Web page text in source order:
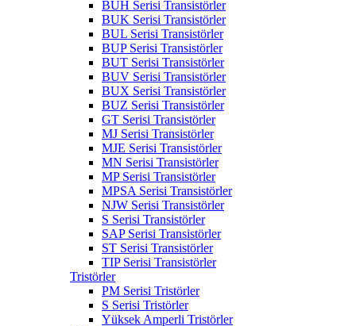
BUH Serisi Transistörler
BUK Serisi Transistörler
BUL Serisi Transistörler
BUP Serisi Transistörler
BUT Serisi Transistörler
BUV Serisi Transistörler
BUX Serisi Transistörler
BUZ Serisi Transistörler
GT Serisi Transistörler
MJ Serisi Transistörler
MJE Serisi Transistörler
MN Serisi Transistörler
MP Serisi Transistörler
MPSA Serisi Transistörler
NJW Serisi Transistörler
S Serisi Transistörler
SAP Serisi Transistörler
ST Serisi Transistörler
TIP Serisi Transistörler
Tristörler
PM Serisi Tristörler
S Serisi Tristörler
Yüksek Amperli Tristörler